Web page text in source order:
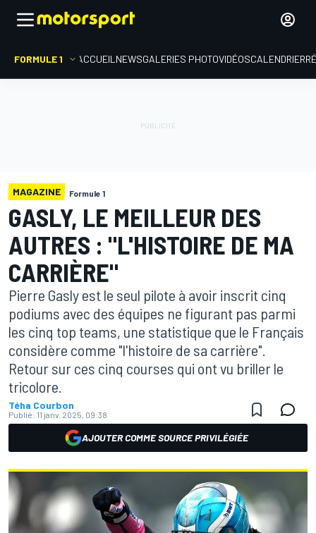
FORMULE 1 ACCUEIL NEWSGALERIES PHOTOVIDÉOSCALENDRIER
MAGAZINE Formule 1
GASLY, LE MEILLEUR DES
AUTRES : "L'HISTOIRE DE MA
CARRIÈRE"
Pierre Gasly est le seul pilote à avoir inscrit cinq
podiums avec des équipes ne figurant pas parmi
les cinq top teams, une statistique que le Français
considère comme "l'histoire de sa carrière".
Retour sur ces cinq courses qui ont vu briller le
tricolore.
Téha Courbon
Publié: 11 janv. 2025, 09:38
AJOUTER COMME SOURCE PRIVILÉGIÉE